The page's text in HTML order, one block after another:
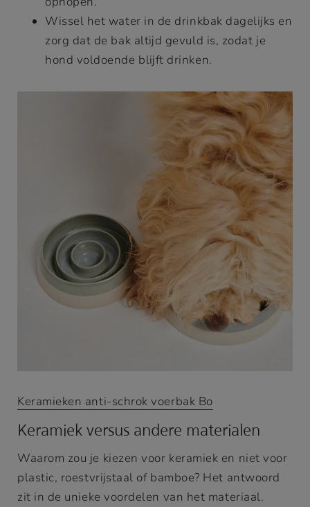
Wissel het water in de drinkbak dagelijks en
zorg dat de bak altijd gevuld is, zodat je
hond voldoende blijft drinken.
Keramieken anti-schrok voerbak Bo
Keramiek versus andere materialen
Waarom zou je kiezen voor keramiek en niet voor
plastic, roestvrijstaal of bamboe? Het antwoord
zit in de unieke voordelen van het materiaal.